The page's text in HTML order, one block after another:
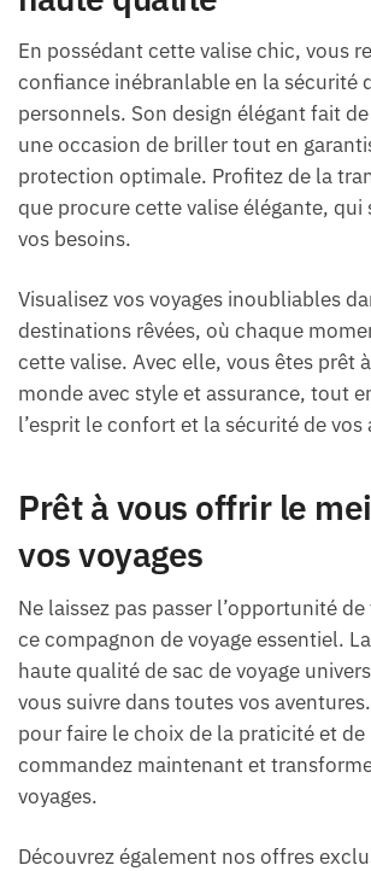
En possédant cette valise chic, vous
confiance inébranlable en la sécurité
personnels. Son design élégant fait
une occasion de briller tout en
protection optimale. Profitez de la
que procure cette valise élégante, qui
vos besoins.
Visualisez vos voyages inoubliables
destinations rêvées, où chaque
cette valise. Avec elle, vous êtes prêt
monde avec style et assurance, tout
l’esprit le confort et la sécurité de vos
Prêt à vous offrir le
vos voyages
Ne laissez pas passer l’opportunité
ce compagnon de voyage essentiel.
haute qualité de sac de voyage
vous suivre dans toutes vos
pour faire le choix de la praticité et de
commandez maintenant et
voyages.
Découvrez également nos offres